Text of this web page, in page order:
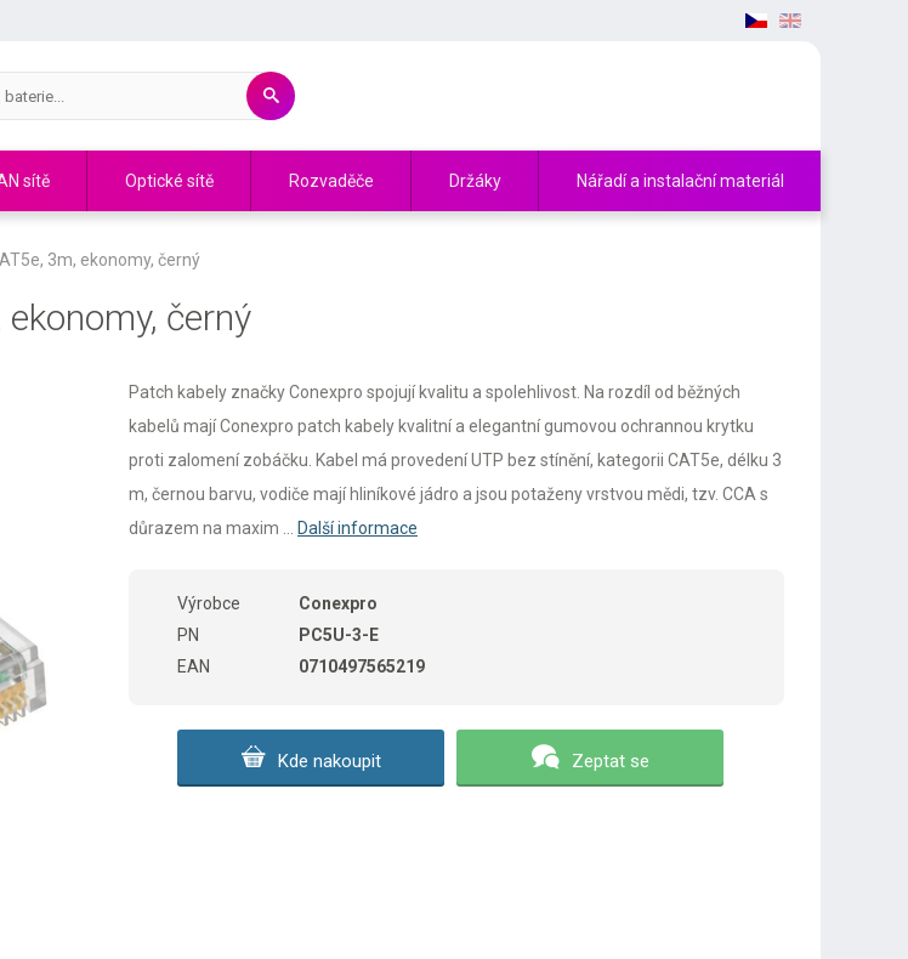
sítě Optické sítě Rozvaděče Držáky Nářadí a instalační materiál
3m, ekonomy, černý
ekonomy, černý
Patch kabely značky Conexpro spojují kvalitu a spolehlivost. Na rozdíl od běžných
kabelů mají Conexpro patch kabely kvalitní a elegantní gumovou ochrannou krytku
proti zalomení zobáčku. Kabel má provedení UTP bez stínění, kategorii CAT5e, délku 3
m, černou barvu, vodiče mají hliníkové jádro a jsou potaženy vrstvou mědi, tzv. CCA s
důrazem na maxim ...
Další informace
Výrobce
Conexpro
PN
PC5U-3-E
EAN
0710497565219
Kde nakoupit Zeptat se